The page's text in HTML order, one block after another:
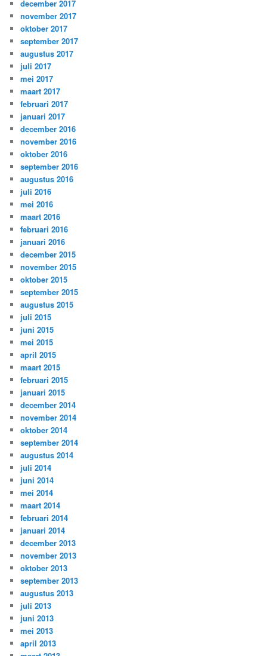
december 2017
november 2017
oktober 2017
september 2017
augustus 2017
juli 2017
mei 2017
maart 2017
februari 2017
januari 2017
december 2016
november 2016
oktober 2016
september 2016
augustus 2016
juli 2016
mei 2016
maart 2016
februari 2016
januari 2016
december 2015
november 2015
oktober 2015
september 2015
augustus 2015
juli 2015
juni 2015
mei 2015
april 2015
maart 2015
februari 2015
januari 2015
december 2014
november 2014
oktober 2014
september 2014
augustus 2014
juli 2014
juni 2014
mei 2014
maart 2014
februari 2014
januari 2014
december 2013
november 2013
oktober 2013
september 2013
augustus 2013
juli 2013
juni 2013
mei 2013
april 2013